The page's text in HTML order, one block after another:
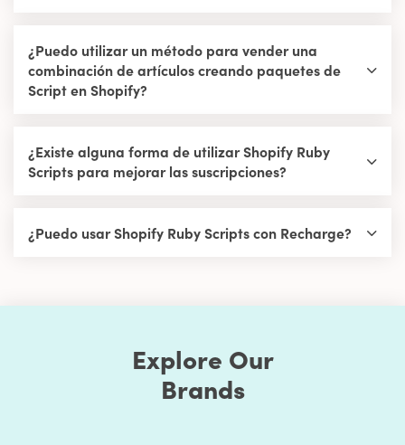
¿Puedo utilizar un método para vender una
combinación de artículos creando paquetes de
Script en Shopify?
¿Existe alguna forma de utilizar Shopify Ruby
Scripts para mejorar las suscripciones?
¿Puedo usar Shopify Ruby Scripts con Recharge?
Explore Our
Brands